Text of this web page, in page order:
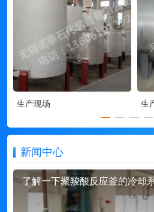
生产现场 生
新闻中心
了解一下聚羧酸反应釜的冷却